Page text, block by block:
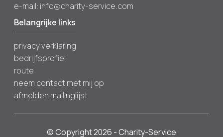
e-mail: info@charity-service.com
Belangrijke links
privacy verklaring
bedrijfsprofiel
route
neem contact met mij op
afmelden mailinglijst
© Copyright 2026 - Charity-Service